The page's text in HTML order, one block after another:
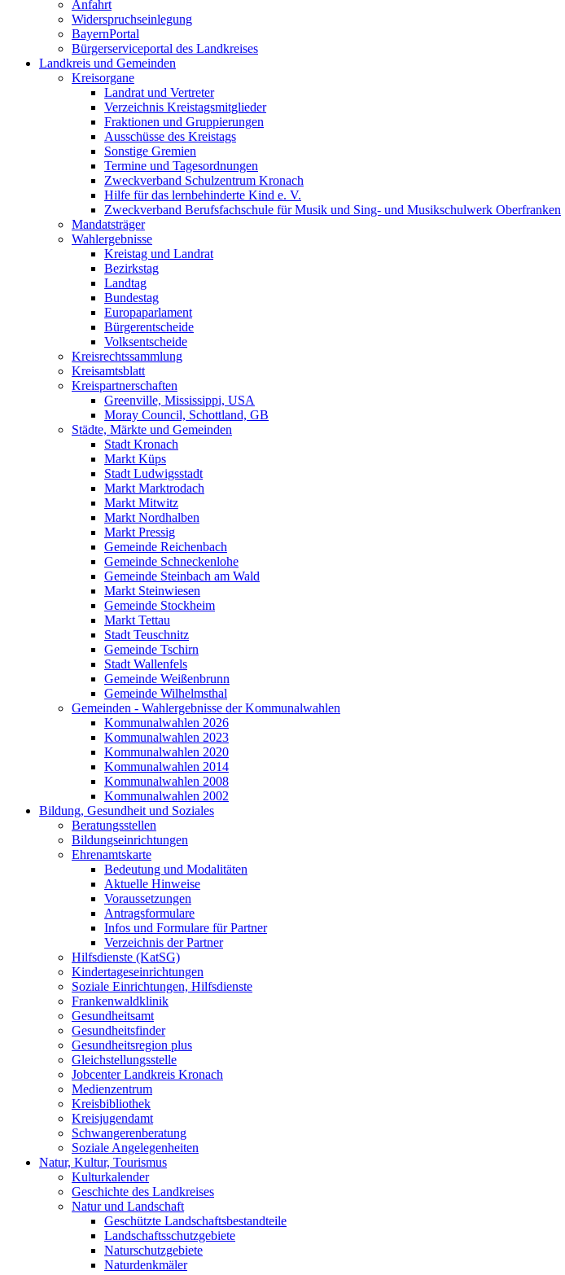
Anfahrt
Widerspruchseinlegung
BayernPortal
Bürgerserviceportal des Landkreises
Landkreis und Gemeinden
Kreisorgane
Landrat und Vertreter
Verzeichnis Kreistagsmitglieder
Fraktionen und Gruppierungen
Ausschüsse des Kreistags
Sonstige Gremien
Termine und Tagesordnungen
Zweckverband Schulzentrum Kronach
Hilfe für das lernbehinderte Kind e. V.
Zweckverband Berufsfachschule für Musik und Sing- und Musikschulwerk Oberfranken
Mandatsträger
Wahlergebnisse
Kreistag und Landrat
Bezirkstag
Landtag
Bundestag
Europaparlament
Bürgerentscheide
Volksentscheide
Kreisrechtssammlung
Kreisamtsblatt
Kreispartnerschaften
Greenville, Mississippi, USA
Moray Council, Schottland, GB
Städte, Märkte und Gemeinden
Stadt Kronach
Markt Küps
Stadt Ludwigsstadt
Markt Marktrodach
Markt Mitwitz
Markt Nordhalben
Markt Pressig
Gemeinde Reichenbach
Gemeinde Schneckenlohe
Gemeinde Steinbach am Wald
Markt Steinwiesen
Gemeinde Stockheim
Markt Tettau
Stadt Teuschnitz
Gemeinde Tschirn
Stadt Wallenfels
Gemeinde Weißenbrunn
Gemeinde Wilhelmsthal
Gemeinden - Wahlergebnisse der Kommunalwahlen
Kommunalwahlen 2026
Kommunalwahlen 2023
Kommunalwahlen 2020
Kommunalwahlen 2014
Kommunalwahlen 2008
Kommunalwahlen 2002
Bildung, Gesundheit und Soziales
Beratungsstellen
Bildungseinrichtungen
Ehrenamtskarte
Bedeutung und Modalitäten
Aktuelle Hinweise
Voraussetzungen
Antragsformulare
Infos und Formulare für Partner
Verzeichnis der Partner
Hilfsdienste (KatSG)
Kindertageseinrichtungen
Soziale Einrichtungen, Hilfsdienste
Frankenwaldklinik
Gesundheitsamt
Gesundheitsfinder
Gesundheitsregion plus
Gleichstellungsstelle
Jobcenter Landkreis Kronach
Medienzentrum
Kreisbibliothek
Kreisjugendamt
Schwangerenberatung
Soziale Angelegenheiten
Natur, Kultur, Tourismus
Kulturkalender
Geschichte des Landkreises
Natur und Landschaft
Geschützte Landschaftsbestandteile
Landschaftsschutzgebiete
Naturschutzgebiete
Naturdenkmäler